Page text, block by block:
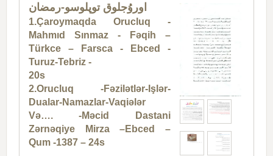
اوروُجلوق توپلوسو-رمضان
1.Çaroymaqda Orucluq -
Mahmıd Sınmaz - Fəqih –
Türkce – Farsca - Ebced -
Turuz-Tebriz -
20s
2.Orucluq -Fəzilətlər-Işlər-
Dualar-Namazlar-Vaqiələr
Və…. -Məcid Dastani
Zərnəqiye Mirza –Ebced –
Qum -1387 – 24s